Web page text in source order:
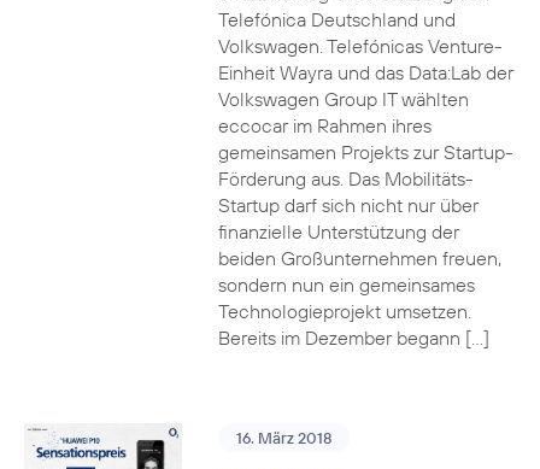
Telefónica Deutschland und
Volkswagen. Telefónicas Venture-
Einheit Wayra und das Data:Lab der
Volkswagen Group IT wählten
eccocar im Rahmen ihres
gemeinsamen Projekts zur Startup-
Förderung aus. Das Mobilitäts-
Startup darf sich nicht nur über
finanzielle Unterstützung der
beiden Großunternehmen freuen,
sondern nun ein gemeinsames
Technologieprojekt umsetzen.
Bereits im Dezember begann […]
16. März 2018